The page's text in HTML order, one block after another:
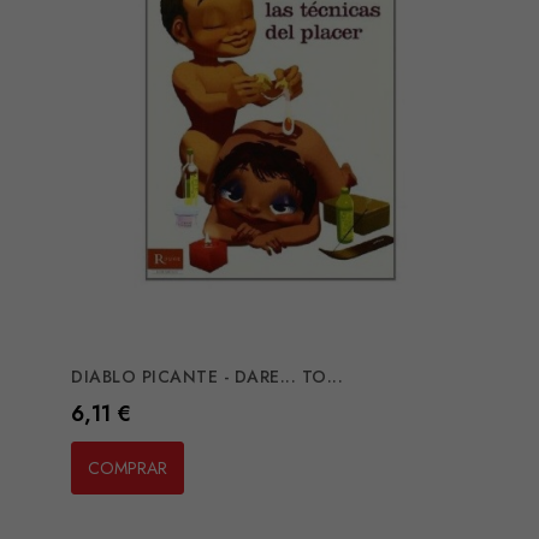
DIABLO PICANTE - DARE... TO...
Preço
6,11 €
COMPRAR